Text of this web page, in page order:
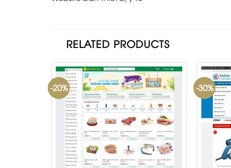
RELATED PRODUCTS
-20% -30%